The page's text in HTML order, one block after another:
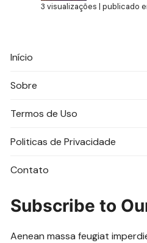
3 visualizações |publicado
Início
Sobre
Termos de Uso
Politicas de Privacidade
Contato
Subscribe to
Aenean massa feugiat